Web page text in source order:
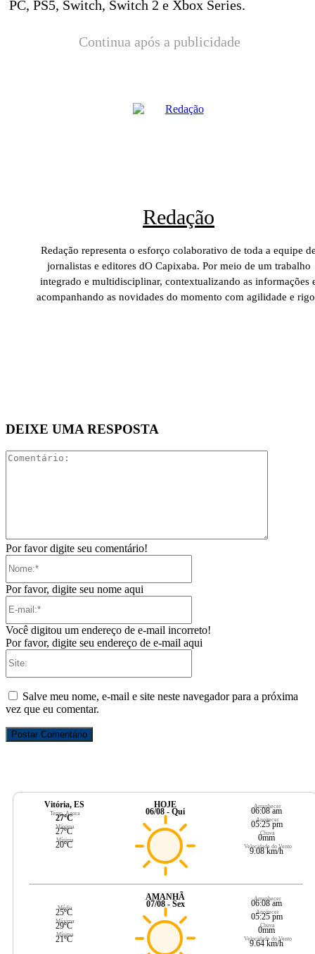
PC, PS5, Switch, Switch 2 e Xbox Series.
Continua após a publicidade
Redação
Redação representa o esforço colaborativo de toda a equipe
jornalistas e editores dO Capixaba. Por meio de um trabalho
integrado e multidisciplinar, contextualizando as informações
acompanhando as novidades do momento com agilidade e
DEIXE UMA RESPOSTA
Por favor digite seu comentário!
Por favor, digite seu nome aqui
Você digitou um endereço de e-mail incorreto!
Por favor, digite seu endereço de e-mail aqui
Salve meu nome, e-mail e site neste navegador para a próxima
vez que eu comentar.
Vitória, ES
Temp. Agora
27ºC
Máxima
27ºC
Mínima
20ºC
HOJE
06/08 - Qui
Amanhecer
06:08 am
Anoitecer
05:25 pm
Chuva
0mm
Velocidade do Vento
9.08 km/h
Média
25ºC
Máxima
29ºC
Mínima
21ºC
AMANHÃ
07/08 - Sex
Amanhecer
06:08 am
Anoitecer
05:25 pm
Chuva
0mm
Velocidade do Vento
9.64 km/h